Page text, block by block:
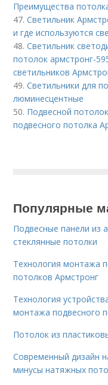
Преимущества
47.Светильник
и где используются
48.Светильник
потолок армстронг-
светильников
49.Светильники для
люминесцентные
50. Подвесной
подвесного потолка
Популярные
Подвесные панели из
стеклянные потолки
Технология монтажа
потолков Армстронг
Технология
монтажа подвесного
Потолок из
Современный дизайн
минусы натяжных